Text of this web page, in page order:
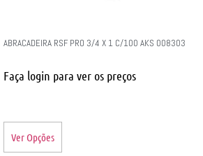
ABRACADEIRA RSF PRO 3/4 X 1 C/100 AKS 008303
Faça login para ver os preços
Ver Opções